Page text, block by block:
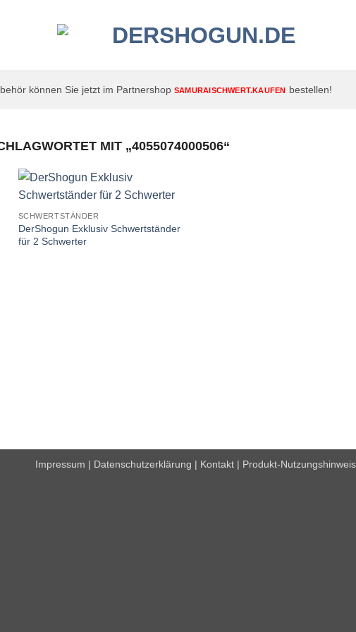
können Sie jetzt im Partnershop SAMURAISCHWERT.KAUFEN bestellen!
MIT „4055074000506“
SCHWERTSTÄNDER
DerShogun Exklusiv Schwertständer
für 2 Schwerter
Impressum | Datenschutzerklärung | Kontakt | Produkt-